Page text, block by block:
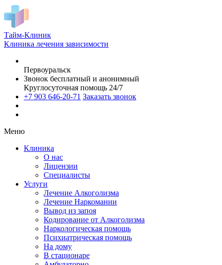
Тайм-Клиник
Клиника лечения зависимости
Первоуральск
Звонок бесплатный и анонимный
Круглосуточная помощь 24/7
+7 903 646-20-71 Заказать звонок
Меню
Клиника
О нас
Лицензии
Специалисты
Услуги
Лечение Алкоголизма
Лечение Наркомании
Вывод из запоя
Кодирование от Алкоголизма
Наркологическая помощь
Психиатрическая помощь
На дому
В стационаре